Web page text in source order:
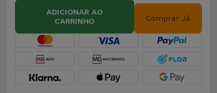
Bolsas e
Malas
Localizadores
e Acessórios
ADICIONAR AO
CARRINHO
Comprar Já